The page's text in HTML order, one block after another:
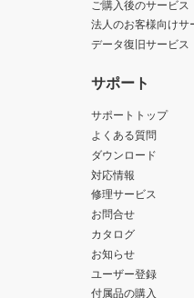
ご購入後のサービス
法人のお客様向けサ
データ復旧サービス
サポート
サポートトップ
よくある質問
ダウンロード
対応情報
修理サービス
お問合せ
カタログ
お知らせ
ユーザー登録
付属品の購入